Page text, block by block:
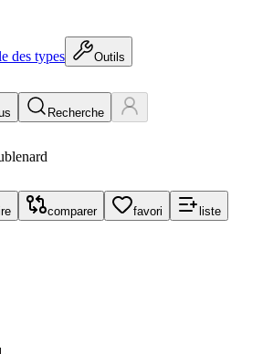
des types Outils
Recherche
comparer favori liste